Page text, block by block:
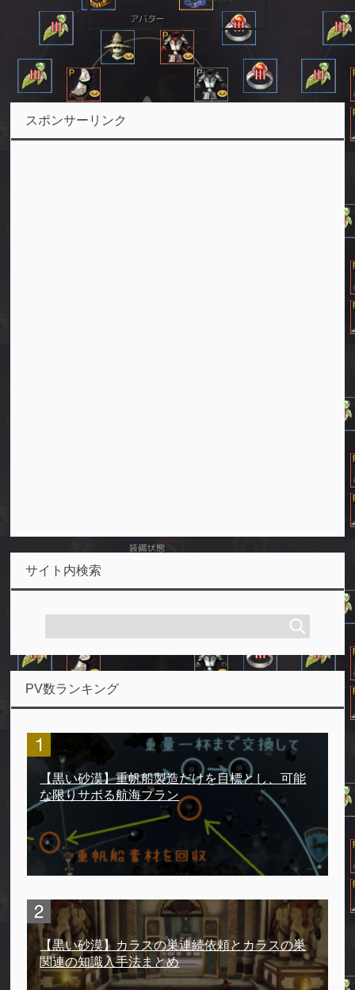
スポンサーリンク
サイト内検索
PV数ランキング
【黒い砂漠】重帆船製造だけを目標とし、可能
な限りサボる航海プラン
【黒い砂漠】カラスの巣連続依頼とカラスの巣
関連の知識入手法まとめ